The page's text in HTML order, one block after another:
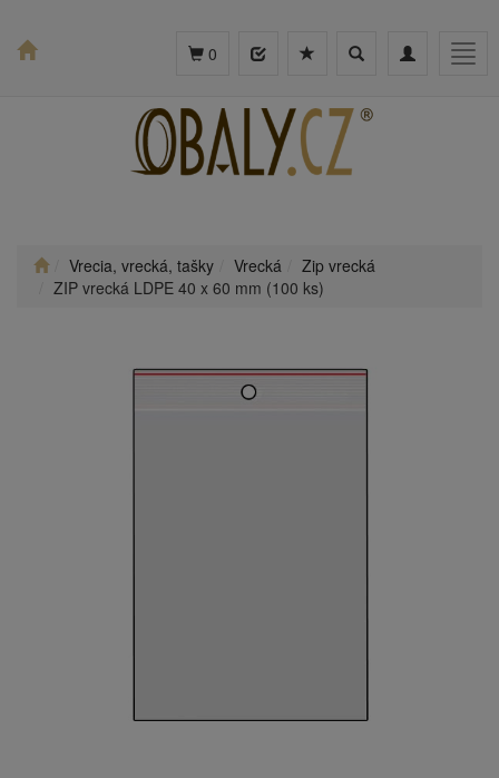
Toggle
Toggle
0
Vrecia, vrecká, tašky Vrecká
Zip vrecká
ZIP vrecká LDPE 40 x 60 mm (100 ks)